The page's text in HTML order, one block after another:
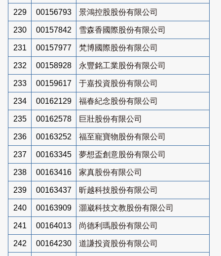
229 00156793 景鴻控股股份有限公司
230 00157842 雪森香國際股份有限公司
231 00157977 梵博國際股份有限公司
232 00158928 永豐銘工業股份有限公司
233 00159617 于嘉投資股份有限公司
234 00162129 福春紀念股份有限公司
235 00162578 巨壯股份有限公司
236 00163252 福至寵寶物股份有限公司
237 00163345 夢想盃創意股份有限公司
238 00163416 家真股份有限公司
239 00163437 昕越科技股份有限公司
240 00163909 灝崴科技文教股份有限公司
241 00164013 尚德利瑪股份有限公司
242 00164230 道謙投資股份有限公司